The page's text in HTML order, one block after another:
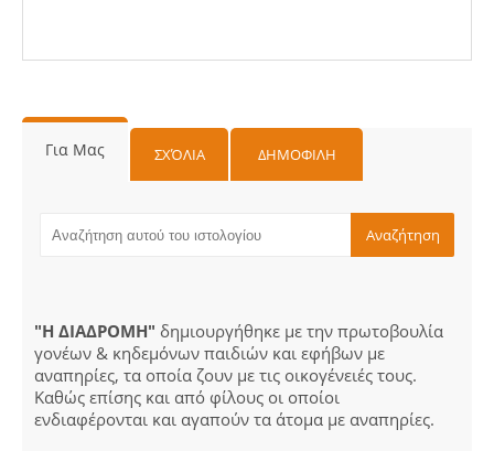
Για Μας ΣΧΌΛΙΑ ΔΗΜΟΦΙΛΗ
"Η ΔΙΑΔΡΟΜΗ" δημιουργήθηκε με την πρωτοβουλία
γονέων & κηδεμόνων παιδιών και εφήβων με
αναπηρίες, τα οποία ζουν με τις οικογένειές τους.
Καθώς επίσης και από φίλους οι οποίοι
ενδιαφέρονται και αγαπούν τα άτομα με αναπηρίες.